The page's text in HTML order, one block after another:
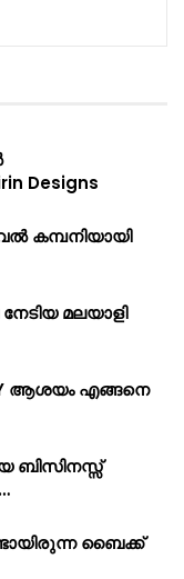
Designs
കമ്പനിയായി
മലയാളി
ആശയം എങ്ങനെ
ബിസിനസ്സ്
ബൈക്ക്